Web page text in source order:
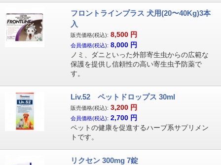
フロントラインプラス 犬用(20〜40Kg)3本
入
販売価格(税込): 8,500 円
会員価格(税込): 8,000 円
ノミ、ダニといった外部寄生虫からの広範な
保護を提供し信頼性の高い寄生虫予防薬で
す。
Liv.52 ペットドロップス 30ml
販売価格(税込): 3,200 円
会員価格(税込): 2,700 円
ペットの健康を促進するハーブ系サプリメン
トです。
リクセン 300mg 7錠